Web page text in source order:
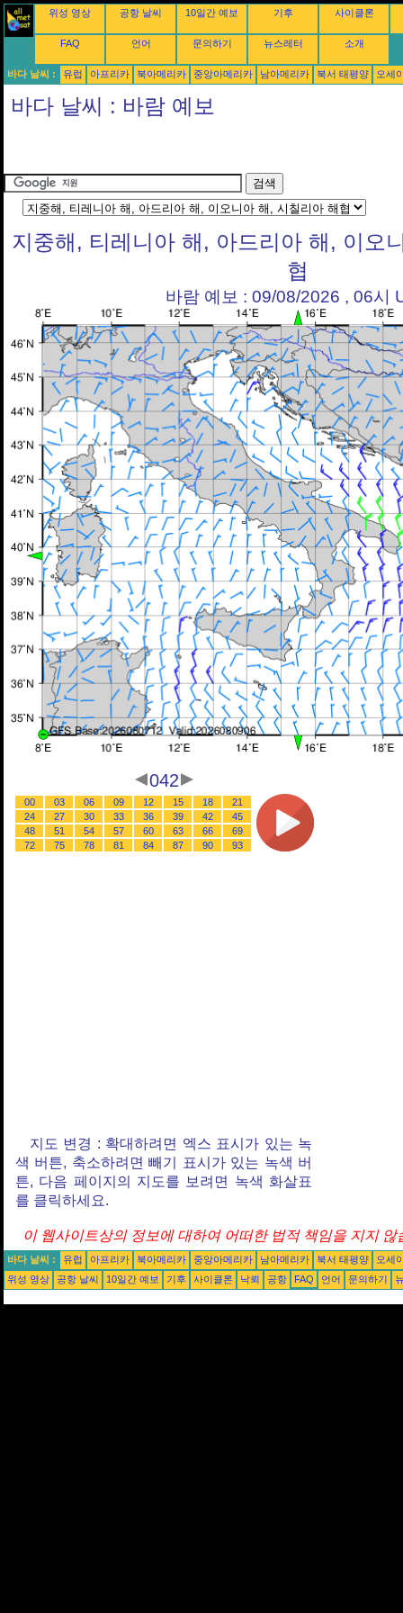
위성 영상 공항 날씨 10일간 예보 기후 사이클론
FAQ 언어 문의하기 뉴스레터 소개
바다 날씨 : 유럽 아프리카 북아메리카 중앙아메리카 남아메리카 북서 태평양 오세
바다 날씨 : 바람 예보
지중해, 티레니아 해, 아드리아 해, 이오
협
바람 예보 : 09/08/2026 , 06시
042
00 03 06 09 12 15 18
21
24
27 30 33 36 39 42
45
48
51 54 57 60 63 66
69
72
75 78 81 84 87 90 93
지도 변경 : 확대하려면 엑스 표시가 있는 녹
색 버튼, 축소하려면 빼기 표시가 있는 녹색 버
튼, 다음 페이지의 지도를 보려면 녹색 화살표
를 클릭하세요.
이 웹사이트상의 정보에 대하여 어떠한 법적 책임을 지지 않
바다 날씨 : 유럽 아프리카 북아메리카 중앙아메리카 남아메리카 북서 태평양
오세
위성 영상
공항 날씨 10일간 예보 기후 사이클론 낙뢰 공항 FAQ 언어 문의하기